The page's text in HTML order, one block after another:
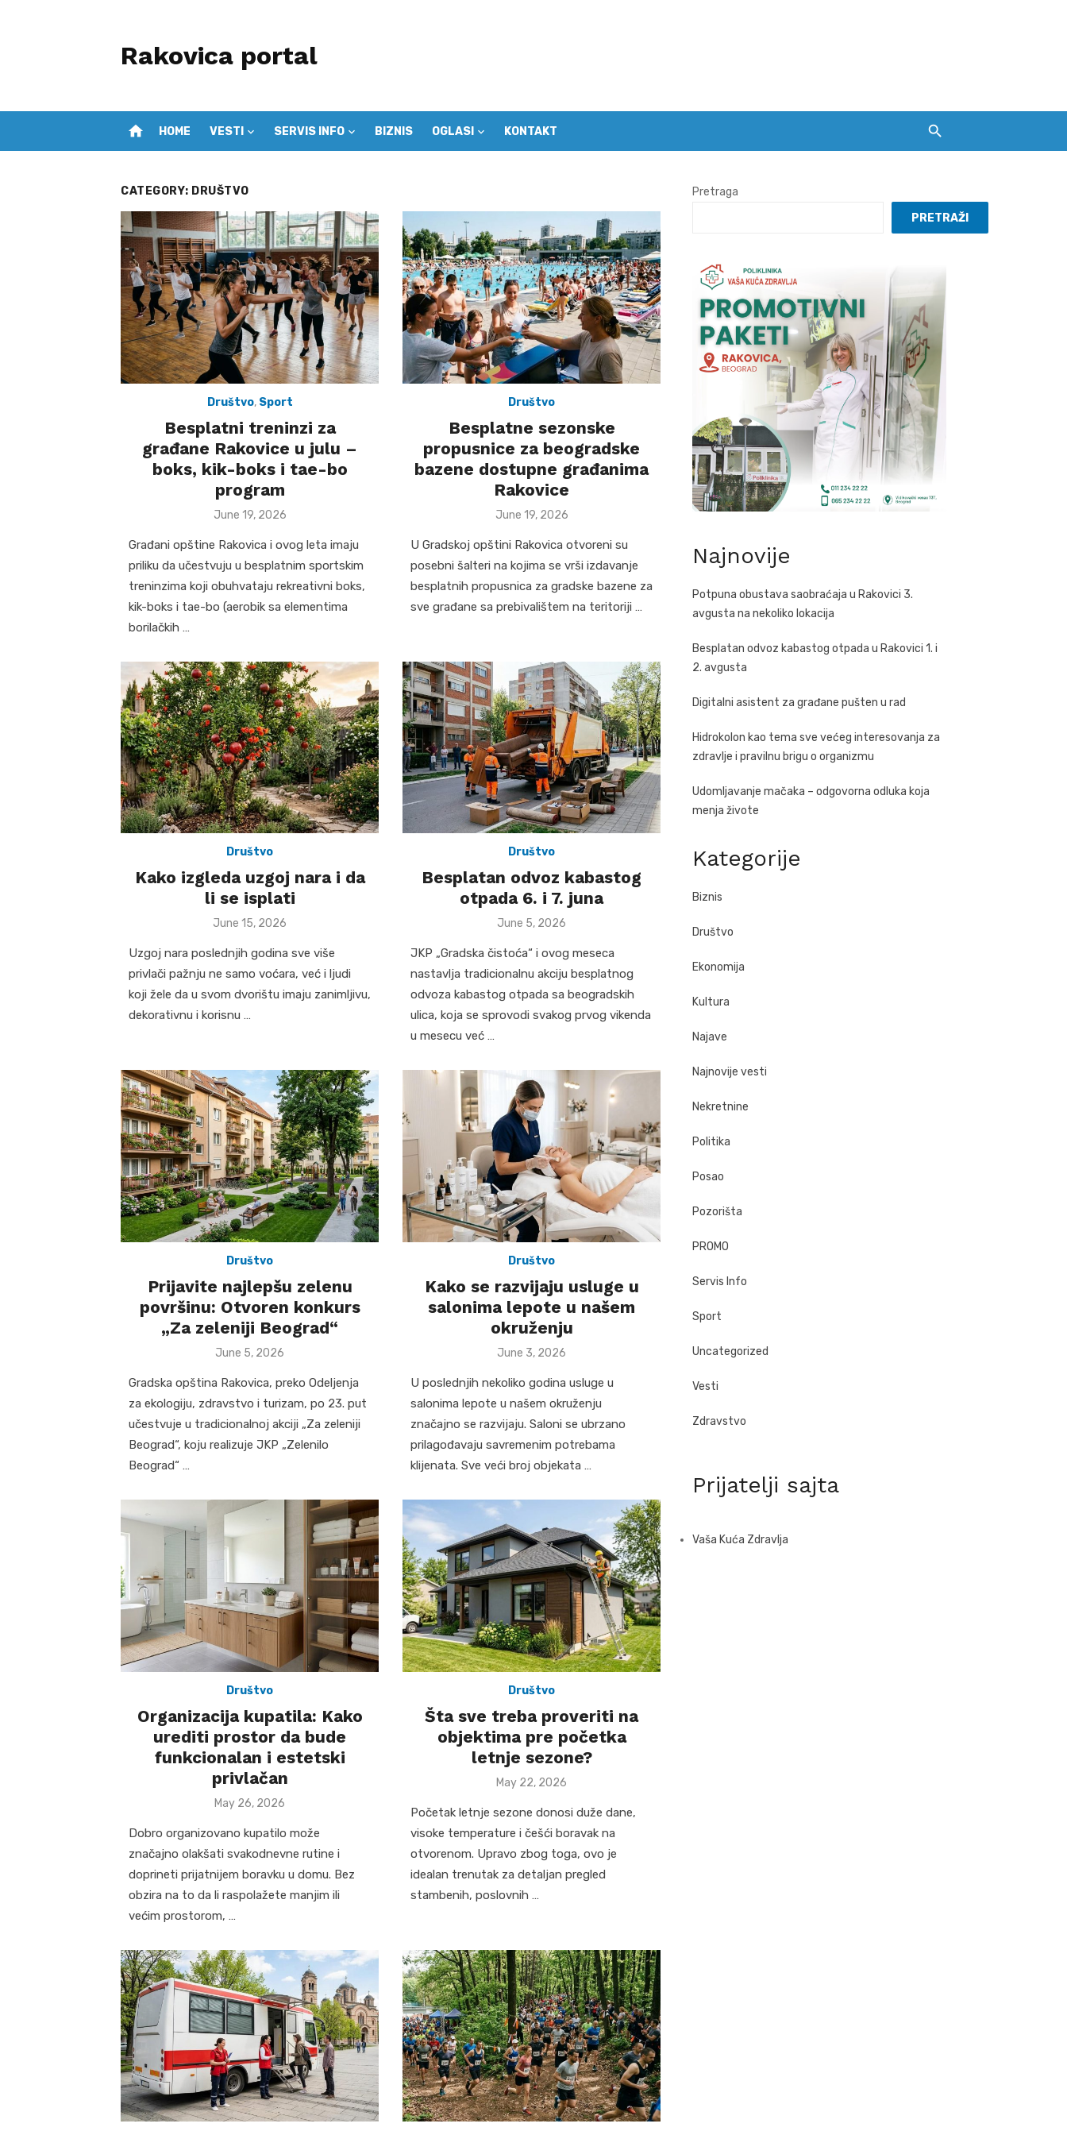
Rakovica portal
home HOME VESTI SERVIS INFO BIZNIS OGLASI KONTAKT
CATEGORY: DRUŠTVO
Društvo, Sport
Besplatni treninzi za
građane Rakovice u julu –
boks, kik-boks i tae-bo
program
Posted
June 19, 2026
Građani opštine Rakovica i ovog leta imaju
priliku da učestvuju u besplatnim sportskim
treninzima koji obuhvataju rekreativni boks,
kik-boks i tae-bo (aerobik sa elementima
borilačkih …
Društvo
Besplatne sezonske
propusnice za beogradske
bazene dostupne građanima
Rakovice
Posted
June 19, 2026
U Gradskoj opštini Rakovica otvoreni su
posebni šalteri na kojima se vrši izdavanje
besplatnih propusnica za gradske bazene za
sve građane sa prebivalištem na teritoriji …
Društvo
Kako izgleda uzgoj nara i da
li se isplati
Posted
June 15, 2026
Uzgoj nara poslednjih godina sve više
privlači pažnju ne samo voćara, već i ljudi
koji žele da u svom dvorištu imaju zanimljivu,
dekorativnu i korisnu …
Društvo
Besplatan odvoz kabastog
otpada 6. i 7. juna
Posted
June 5, 2026
JKP „Gradska čistoća“ i ovog meseca
nastavlja tradicionalnu akciju besplatnog
odvoza kabastog otpada sa beogradskih
ulica, koja se sprovodi svakog prvog vikenda
u mesecu već …
Društvo
Prijavite najlepšu zelenu
površinu: Otvoren konkurs
„Za zeleniji Beograd“
Posted
June 5, 2026
Gradska opština Rakovica, preko Odeljenja
za ekologiju, zdravstvo i turizam, po 23. put
učestvuje u tradicionalnoj akciji „Za zeleniji
Beograd“, koju realizuje JKP „Zelenilo
Beograd“ …
Društvo
Kako se razvijaju usluge u
salonima lepote u našem
okruženju
Posted
June 3, 2026
U poslednjih nekoliko godina usluge u
salonima lepote u našem okruženju
značajno se razvijaju. Saloni se ubrzano
prilagođavaju savremenim potrebama
klijenata. Sve veći broj objekata …
Društvo
Organizacija kupatila: Kako
urediti prostor da bude
funkcionalan i estetski
privlačan
Posted
May 26, 2026
Dobro organizovano kupatilo može
značajno olakšati svakodnevne rutine i
doprineti prijatnijem boravku u domu. Bez
obzira na to da li raspolažete manjim ili
većim prostorom, …
Društvo
Šta sve treba proveriti na
objektima pre početka
letnje sezone?
Posted
May 22, 2026
Početak letnje sezone donosi duže dane,
visoke temperature i češći boravak na
otvorenom. Upravo zbog toga, ovo je
idealan trenutak za detaljan pregled
stambenih, poslovnih …
Pretraga
PRETRAŽI
Najnovije
Potpuna obustava saobraćaja u Rakovici 3.
avgusta na nekoliko lokacija
Besplatan odvoz kabastog otpada u Rakovici 1. i
2. avgusta
Digitalni asistent za građane pušten u rad
Hidrokolon kao tema sve većeg interesovanja za
zdravlje i pravilnu brigu o organizmu
Udomljavanje mačaka – odgovorna odluka koja
menja živote
Kategorije
Biznis
Društvo
Ekonomija
Kultura
Najave
Najnovije vesti
Nekretnine
Politika
Posao
Pozorišta
PROMO
Servis Info
Sport
Uncategorized
Vesti
Zdravstvo
Prijatelji sajta
Vaša Kuća Zdravlja